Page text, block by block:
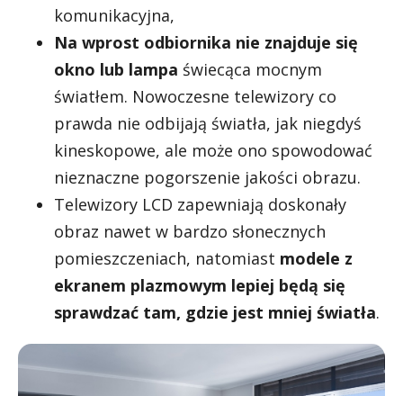
komunikacyjna,
Na wprost odbiornika nie znajduje się
okno lub lampa świecąca mocnym
światłem. Nowoczesne telewizory co
prawda nie odbijają światła, jak niegdyś
kineskopowe, ale może ono spowodować
nieznaczne pogorszenie jakości obrazu.
Telewizory LCD zapewniają doskonały
obraz nawet w bardzo słonecznych
pomieszczeniach, natomiast modele z
ekranem plazmowym lepiej będą się
sprawdzać tam, gdzie jest mniej światła.